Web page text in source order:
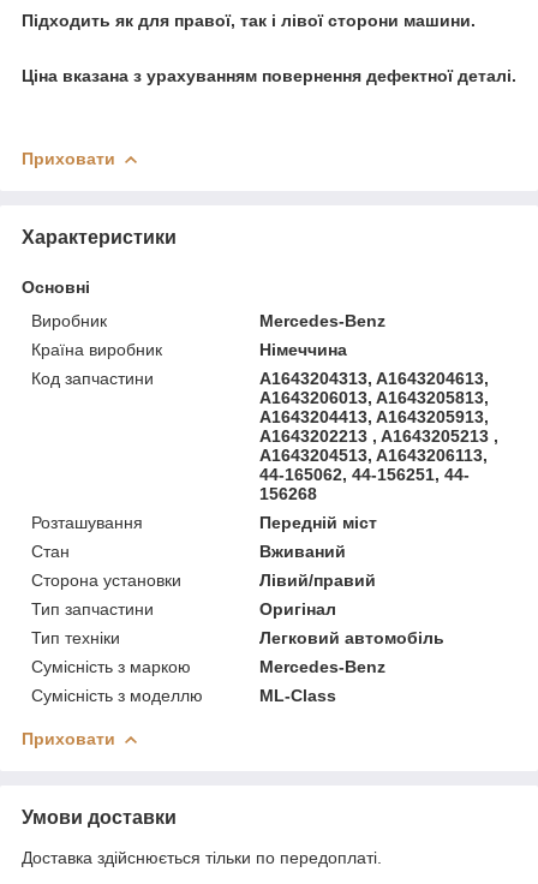
Підходить як для правої, так і лівої сторони машини.
Ціна вказана з урахуванням повернення дефектної деталі.
Приховати
Характеристики
Основні
Виробник
Mercedes-Benz
Країна виробник
Німеччина
Код запчастини
A1643204313, A1643204613,
A1643206013, A1643205813,
A1643204413, A1643205913,
A1643202213 , A1643205213 ,
A1643204513, A1643206113,
44-165062, 44-156251, 44-
156268
Розташування
Передній міст
Стан
Вживаний
Сторона установки
Лівий/правий
Тип запчастини
Оригінал
Тип техніки
Легковий автомобіль
Сумісність з маркою
Mercedes-Benz
Сумісність з моделлю
ML-Class
Приховати
Умови доставки
Доставка здійснюється тільки по передоплаті.